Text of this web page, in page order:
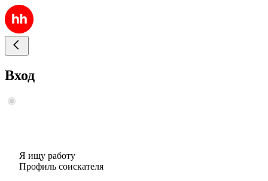
Вход
Я ищу работу
Профиль соискателя